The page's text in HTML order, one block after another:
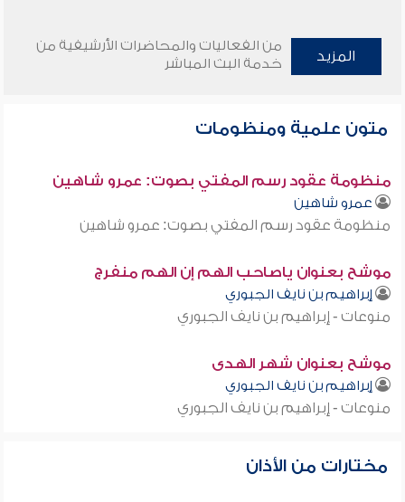
المزيد
من الفعاليات والمحاضرات الأرشيفية من
خدمة البث المباشر
متون علمية ومنظومات
منظومة عقود رسم المفتي بصوت: عمرو شاهين
عمرو شاهين
منظومة عقود رسم المفتي بصوت: عمرو شاهين
موشح بعنوان ياصاحب الهم إن الهم منفرج
إبراهيم بن نايف الجبوري
منوعات - إبراهيم بن نايف الجبوري
موشح بعنوان شهر الهدى
إبراهيم بن نايف الجبوري
منوعات - إبراهيم بن نايف الجبوري
مختارات من الأذان